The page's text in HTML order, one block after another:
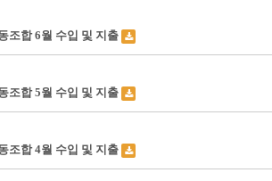
조합 6월 수입 및 지출
조합 5월 수입 및 지출
조합 4월 수입 및 지출